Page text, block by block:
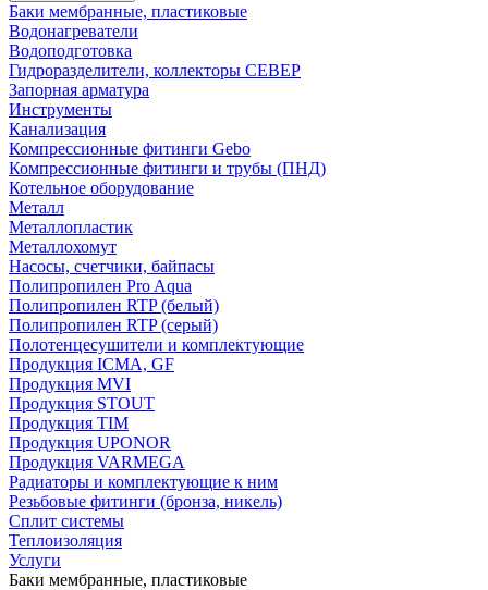
Баки мембранные, пластиковые
Водонагреватели
Водоподготовка
Гидроразделители, коллекторы СЕВЕР
Запорная арматура
Инструменты
Канализация
Компрессионные фитинги Gebo
Компрессионные фитинги и трубы (ПНД)
Котельное оборудование
Металл
Металлопластик
Металлохомут
Насосы, счетчики, байпасы
Полипропилен Pro Aqua
Полипропилен RTP (белый)
Полипропилен RTP (серый)
Полотенцесушители и комплектующие
Продукция ICMA, GF
Продукция MVI
Продукция STOUT
Продукция TIM
Продукция UPONOR
Продукция VARMEGA
Радиаторы и комплектующие к ним
Резьбовые фитинги (бронза, никель)
Сплит системы
Теплоизоляция
Услуги
Баки мембранные, пластиковые